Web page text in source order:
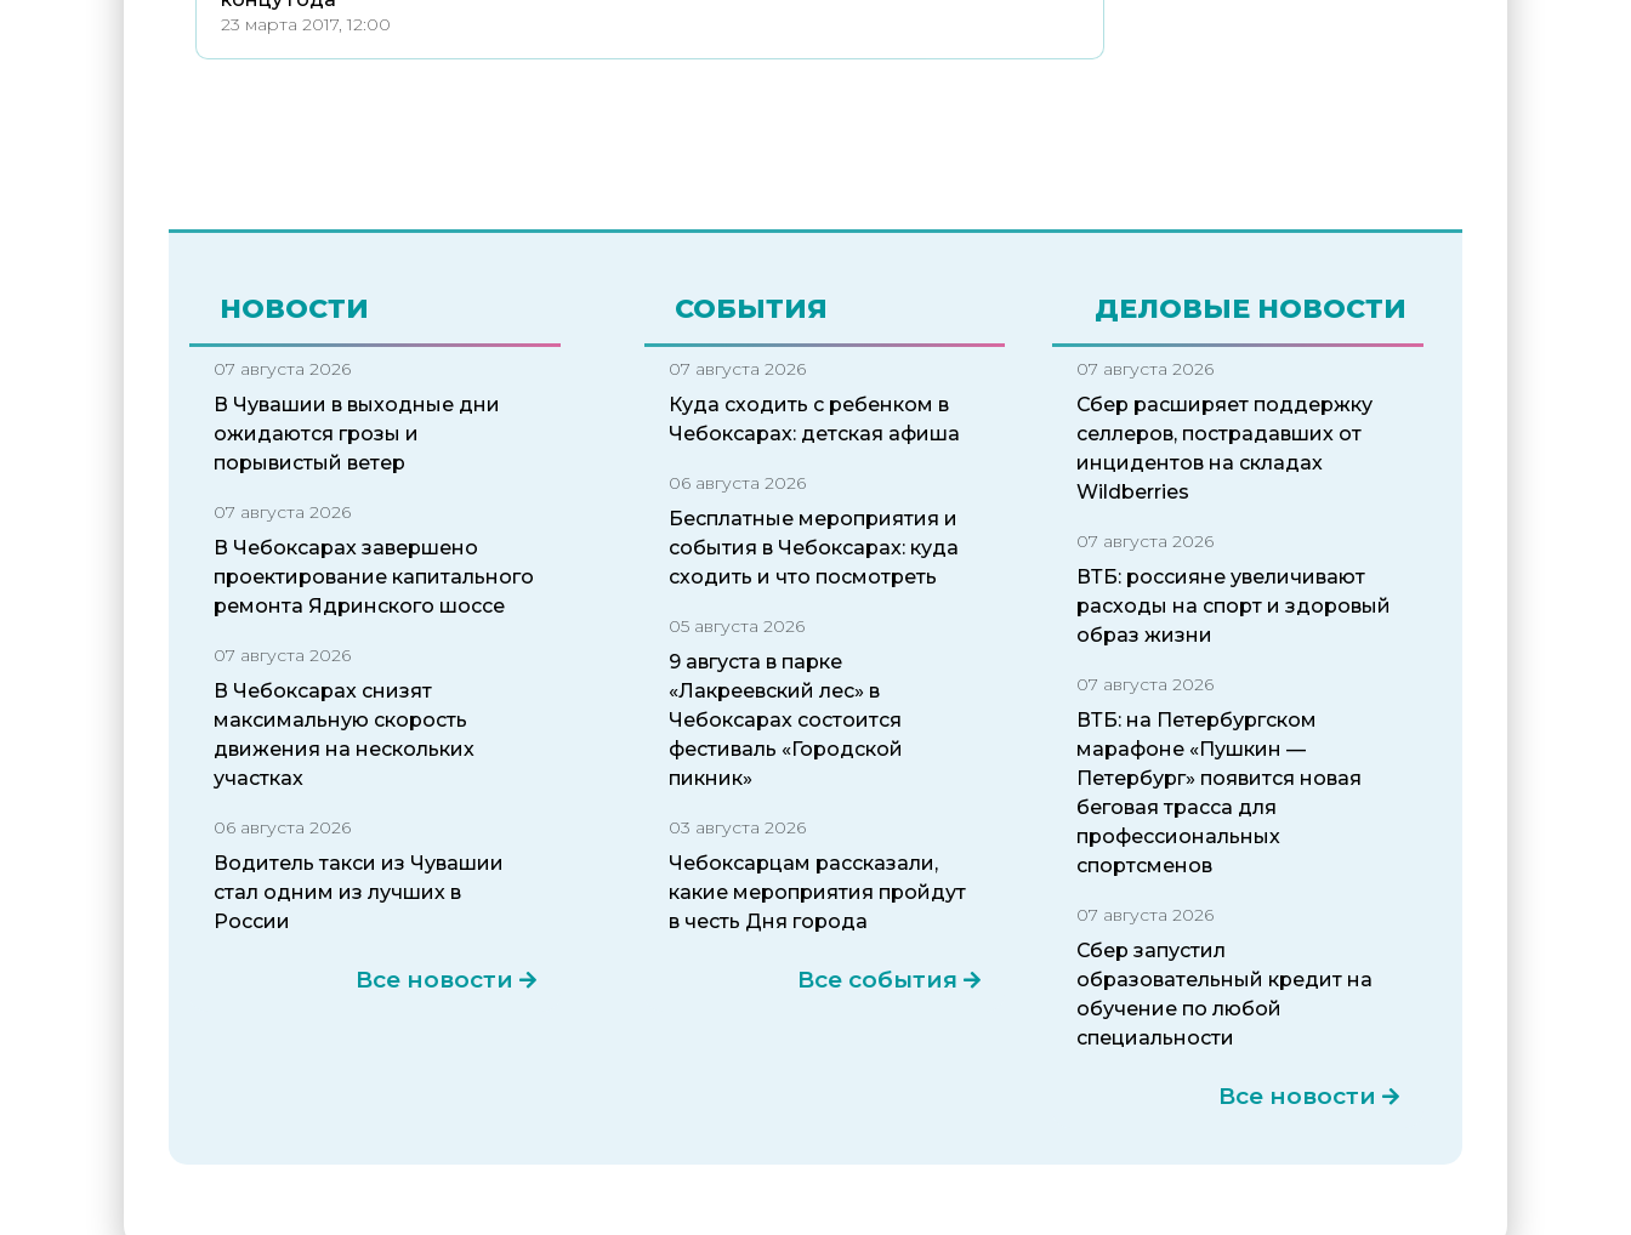
23 марта 2017, 12:00
НОВОСТИ
07 августа 2026
В Чувашии в выходные дни
ожидаются грозы и
порывистый ветер
07 августа 2026
В Чебоксарах завершено
проектирование капитального
ремонта Ядринского шоссе
07 августа 2026
В Чебоксарах снизят
максимальную скорость
движения на нескольких
участках
06 августа 2026
Водитель такси из Чувашии
стал одним из лучших в
России
Все новости
СОБЫТИЯ
07 августа 2026
Куда сходить с ребенком в
Чебоксарах: детская афиша
06 августа 2026
Бесплатные мероприятия и
события в Чебоксарах: куда
сходить и что посмотреть
05 августа 2026
9 августа в парке
«Лакреевский лес» в
Чебоксарах состоится
фестиваль «Городской
пикник»
03 августа 2026
Чебоксарцам рассказали,
какие мероприятия пройдут
в честь Дня города
Все события
ДЕЛОВЫЕ НОВОСТИ
07 августа 2026
Сбер расширяет поддержку
селлеров, пострадавших от
инцидентов на складах
Wildberries
07 августа 2026
ВТБ: россияне увеличивают
расходы на спорт и здоровый
образ жизни
07 августа 2026
ВТБ: на Петербургском
марафоне «Пушкин —
Петербург» появится новая
беговая трасса для
профессиональных
спортсменов
07 августа 2026
Сбер запустил
образовательный кредит на
обучение по любой
специальности
Все новости